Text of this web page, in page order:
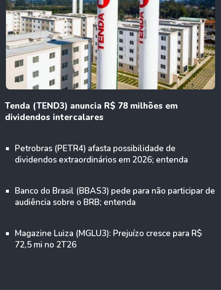
Tenda (TEND3) anuncia R$ 78 milhões em
dividendos intercalares
Petrobras (PETR4) afasta possibilidade de
dividendos extraordinários em 2026; entenda
Banco do Brasil (BBAS3) pede para não participar de
audiência sobre o BRB; entenda
Magazine Luiza (MGLU3): Prejuízo cresce para R$
72,5 mi no 2T26